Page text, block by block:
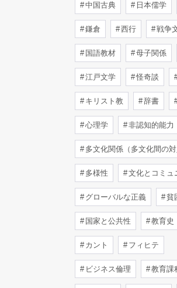
中国古典 日本儒学
鎌倉 西行 戦争
国語教材 母子関係
江戸文学 怪奇談
キリスト教 辞書
心理学 非認知的能力
多文化関係（多文化間の対
多様性 文化とコミュ
グローバルな正義 貧
国家と公共性 教育史
カント フィヒテ
ビジネス倫理 教育課